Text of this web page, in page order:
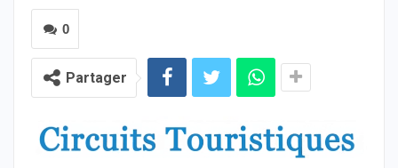
0
Partager